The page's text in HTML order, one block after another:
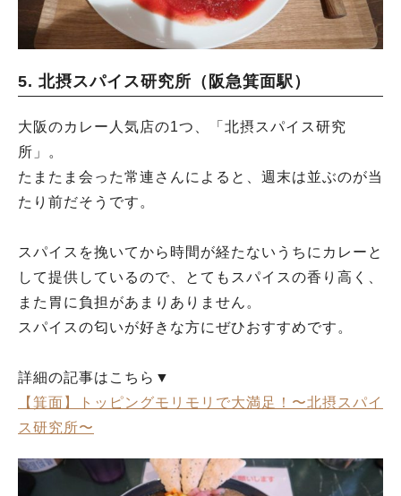
5. 北摂スパイス研究所（阪急箕面駅）
大阪のカレー人気店の1つ、「北摂スパイス研究
所」。
たまたま会った常連さんによると、週末は並ぶのが当
たり前だそうです。
スパイスを挽いてから時間が経たないうちにカレーと
して提供しているので、とてもスパイスの香り高く、
また胃に負担があまりありません。
スパイスの匂いが好きな方にぜひおすすめです。
詳細の記事はこちら▼
【箕面】トッピングモリモリで大満足！〜北摂スパイ
ス研究所〜